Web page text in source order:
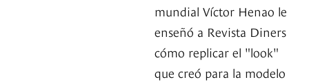
mundial Víctor Henao le
enseñó a Revista Diners
cómo replicar el "look"
que creó para la modelo